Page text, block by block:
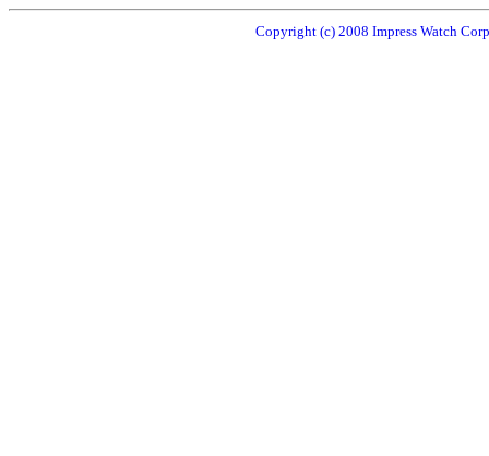
Copyright (c) 2008 Impress Watch